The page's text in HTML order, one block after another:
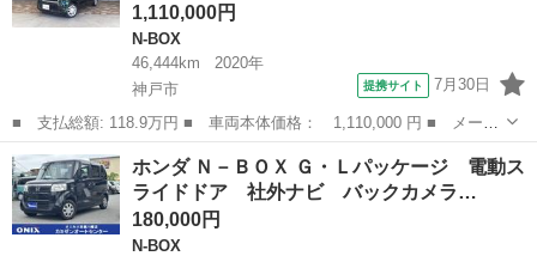
1,110,000円
N-BOX
46,444km
2020年
神戸市
提携サイト 7月30日
■ 支払総額: 118.9万円 ■ 車両本体価格： 1,110,000 円 ■ メーカ
ー名： ホンダ ■ 車種名： Ｎ－ＢＯＸ ■ グレード名： Ｇ・Ｅ
Ｘホンダセンシング 純正ナビ ＴＶ ＥＴＣ バックカメラ 両側
スライド...
兵庫 神戸市 N-BOX
ホンダ Ｎ－ＢＯＸ Ｇ・Ｌパッケージ 電動ス
ライドドア 社外ナビ バックカメラ…
180,000円
N-BOX